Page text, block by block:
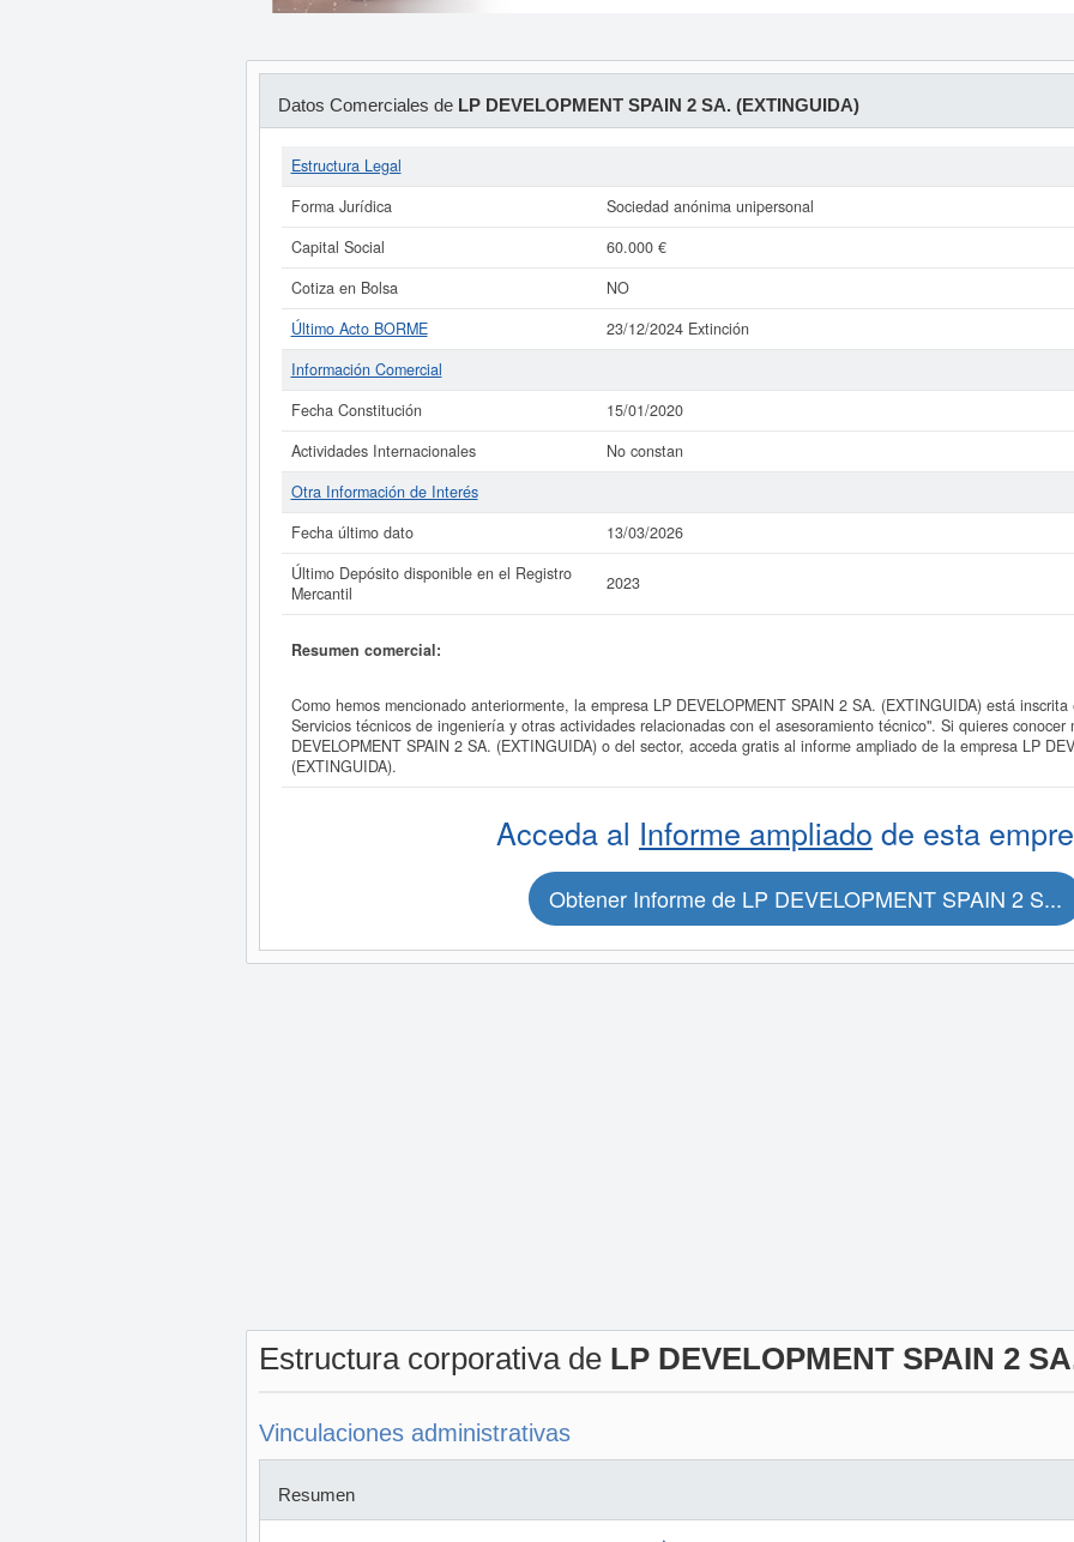
Datos Comerciales de LP DEVELOPMENT SPAIN 2 SA. (EXTINGUIDA)
Estructura Legal
Forma Jurídica
Sociedad anónima unipersonal
Capital Social
60.000 €
Cotiza en Bolsa
NO
Último Acto BORME
23/12/2024 Extinción
Información Comercial
Fecha Constitución
15/01/2020
Actividades Internacionales
No constan
Otra Información de Interés
Fecha último dato
13/03/2026
Último Depósito disponible en el Registro
Mercantil
2023
Resumen comercial:
Como hemos mencionado anteriormente, la empresa LP DEVELOPMENT SPAIN 2 SA. (EXTINGUIDA) está
Servicios técnicos de ingeniería y otras actividades relacionadas con el asesoramiento técnico". Si quieres conocer
DEVELOPMENT SPAIN 2 SA. (EXTINGUIDA) o del sector, acceda gratis al informe ampliado de la empresa LP
(EXTINGUIDA).
Acceda al Informe ampliado de esta
Obtener Informe de LP DEVELOPMENT SPAIN 2 S...
Estructura corporativa de LP DEVELOPMENT SPAIN 2
Vinculaciones administrativas
Resumen